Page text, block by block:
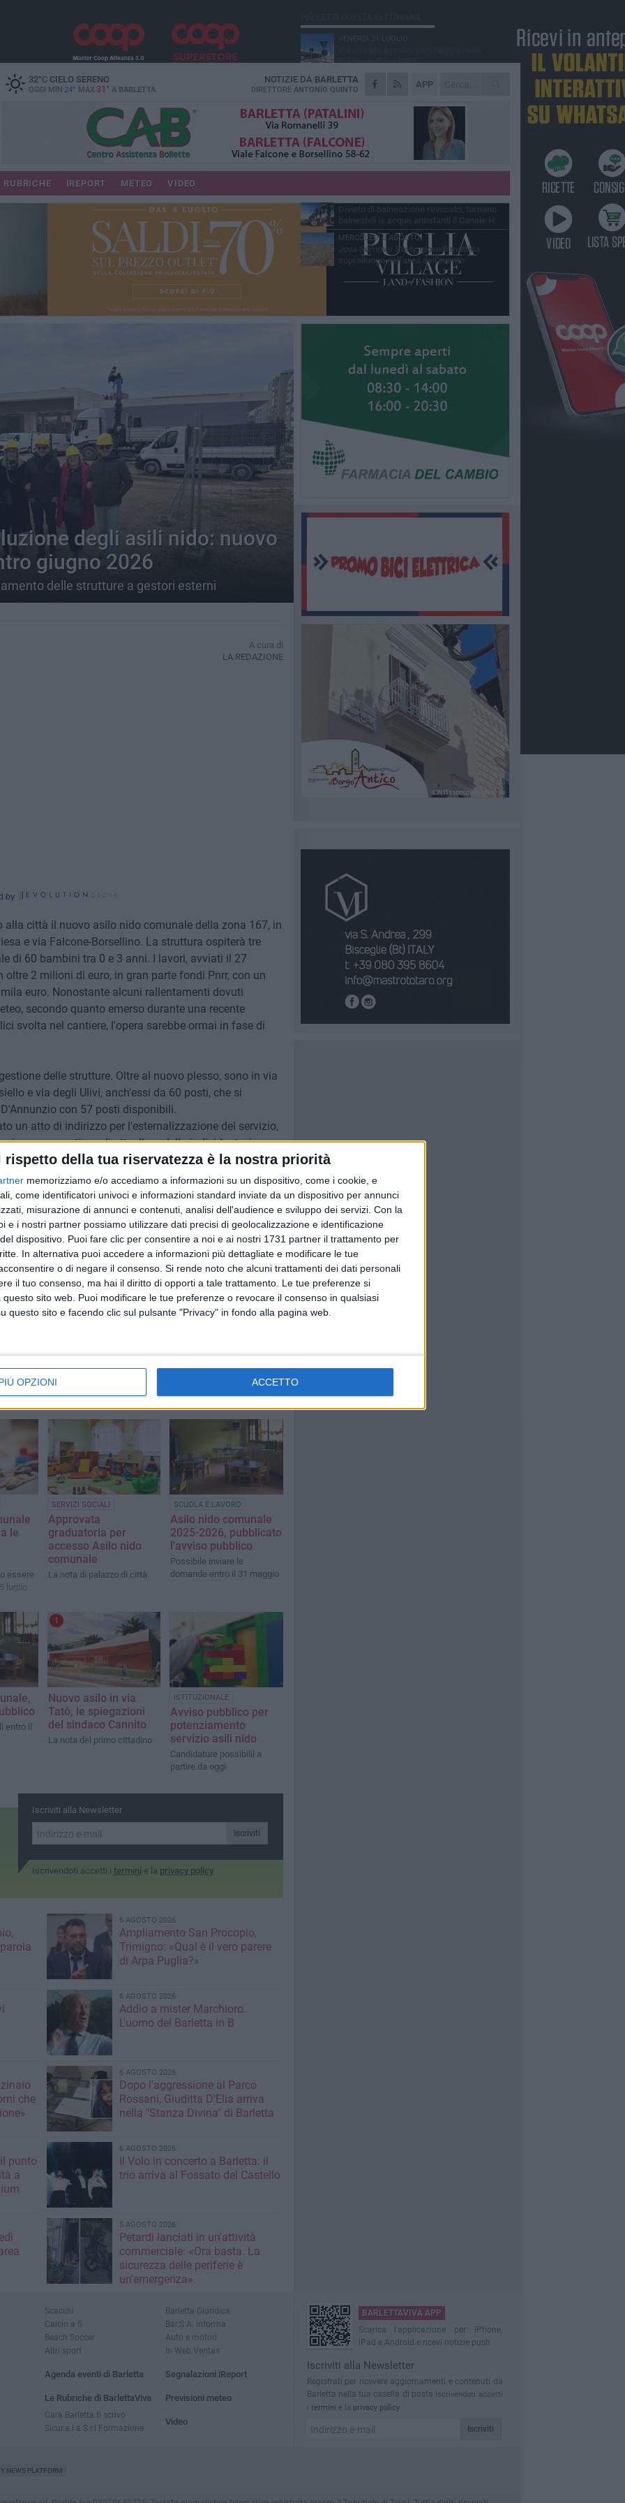
rispetto della tua riservatezza è la nostra priorità
memorizziamo e/o accediamo a informazioni su un dispositivo, come i cookie, e
come identificatori univoci e informazioni standard inviate da un dispositivo per annunci
misurazione di annunci e contenuti, analisi dell'audience e sviluppo dei servizi. Con la
e i nostri partner possiamo utilizzare dati precisi di geolocalizzazione e identificazione
dispositivo. Puoi fare clic per consentire a noi e ai nostri 1731 partner il trattamento per
In alternativa puoi accedere a informazioni più dettagliate e modificare le tue
o di negare il consenso. Si rende noto che alcuni trattamenti dei dati personali
il tuo consenso, ma hai il diritto di opporti a tale trattamento. Le tue preferenze si
sito web. Puoi modificare le tue preferenze o revocare il consenso in qualsiasi
questo sito e facendo clic sul pulsante "Privacy" in fondo alla pagina web.
OPZIONI ACCETTO
32°CCIELO SERENO
OGGI MIN 24° MAX 31° A BARLETTA
APP
NOTIZIE DA BARLETTA
DIRETTORE ANTONIO QUINTO
RUBRICHE IREPORT METEO VIDEO
degli asili nido: nuovo
giugno 2026
delle strutture a gestori esterni
A cura di
LA REDAZIONE
by
città il nuovo asilo nido comunale della zona 167, in
e via Falcone-Borsellino. La struttura ospiterà tre
di 60 bambini tra 0 e 3 anni. I lavori, avviati il 27
2 milioni di euro, in gran parte fondi Pnrr, con un
euro. Nonostante alcuni rallentamenti dovuti
secondo quanto emerso durante una recente
svolta nel cantiere, l'opera sarebbe ormai in fase di
delle strutture. Oltre al nuovo plesso, sono in via
e via degli Ulivi, anch'essi da 60 posti, che si
con 57 posti disponibili.
un atto di indirizzo per l'esternalizzazione del servizio,
per una gestione diretta. Il modello individuato è
Comune di mantenere il controllo del servizio
per le famiglie di Barletta – ha spiegato l'assessora al
che i quattro asili nido possano essere pronti per
le
essere
luglio
SERVIZI SOCIALI
Approvata
graduatoria per
accesso Asilo nido
comunale
La nota di palazzo di città
SCUOLA E LAVORO
Asilo nido comunale
2025-2026, pubblicato
l'avviso pubblico
Possibile inviare le
domande entro il 31 maggio
entro il
1
Nuovo asilo in via
Tatò, le spiegazioni
del sindaco Cannito
La nota del primo cittadino
ISTITUZIONALE
Avviso pubblico per
potenziamento
servizio asili nido
Candidature possibilil a
partire da oggi
Iscriviti alla Newsletter
Iscriviti
Iscrivendoti accetti i termini e la privacy policy
6 AGOSTO 2026
Ampliamento San Procopio,
Trimigno: «Qual è il vero parere
di Arpa Puglia?»
6 AGOSTO 2026
Addio a mister Marchioro.
L'uomo del Barletta in B
che
6 AGOSTO 2026
Dopo l'aggressione al Parco
Rossani, Giuditta D'Elia arriva
nella "Stanza Divina" di Barletta
punto
a
6 AGOSTO 2026
Il Volo in concerto a Barletta: il
trio arriva al Fossato del Castello
5 AGOSTO 2026
Petardi lanciati in un'attività
commerciale: «Ora basta. La
sicurezza delle periferie è
un'emergenza»
stazione di Barletta
MERCOLEDÌ 5 AGOSTO
Barletta piange Gioacchino Dagnello:
GIOVEDÌ 30 LUGLIO
Rapina all'Ipercoop di Barletta: nel mirino la
gioielleria, banditi in fuga
DOMENICA 2 AGOSTO
Beni confiscati alla mafia. Nasce il servizio
VENERDÌ 31 LUGLIO
MERCOLEDÌ 5 AGOSTO
Jova Summer Party, giovedì mattina
sopralluogo nell'area dell'evento
Scacchi
Calcio a 5
Beach Soccer
Altri sport
Agenda eventi di Barletta
Le Rubriche di BarlettaViva
Cara Barletta ti scrivo
Sicur.a.l.a S.r.l Formazione
Barletta Giuridica
Bar.S.A. informa
Auto e motori
In Web Veritas
Segnalazioni iReport
Previsioni meteo
Video
BARLETTAVIVA APP
Scarica l'applicazione per iPhone,
iPad e Android e ricevi notizie push
Iscriviti alla Newsletter
Registrati per ricevere aggiornamenti e contenuti da
Barletta nella tua casella di posta Iscrivendoti accetti
i termini e la privacy policy
Iscriviti
NEWS PLATFORM